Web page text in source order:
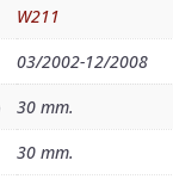
W211
03/2002-12/2008
30 mm.
30 mm.